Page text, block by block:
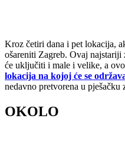
Kroz četiri dana i pet lokacija,
ošareniti Zagreb. Ovaj
će uključiti i male i velike, a
lokacija na kojoj će se
nedavno pretvorena u pješačku
OKOLO